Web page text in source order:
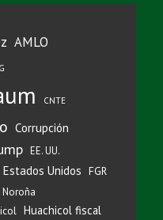
AMLO
CNTE
Corrupción
EE. UU.
Estados Unidos FGR
Noroña
Huachicol fiscal